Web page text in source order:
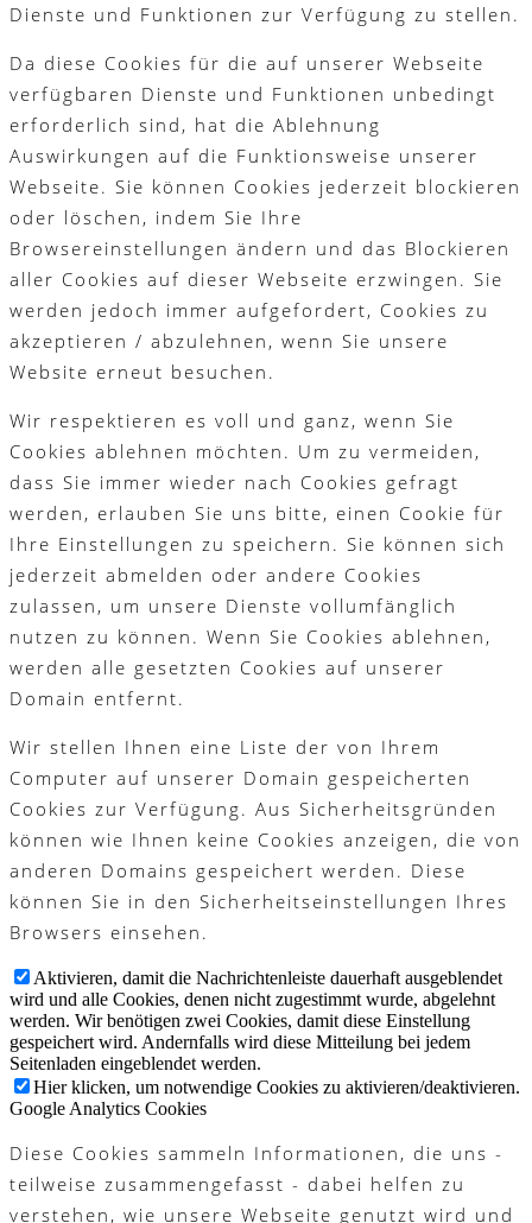
Dienste und Funktionen zur Verfügung zu stellen.
Da diese Cookies für die auf unserer Webseite
verfügbaren Dienste und Funktionen unbedingt
erforderlich sind, hat die Ablehnung
Auswirkungen auf die Funktionsweise unserer
Webseite. Sie können Cookies jederzeit blockieren
oder löschen, indem Sie Ihre
Browsereinstellungen ändern und das Blockieren
aller Cookies auf dieser Webseite erzwingen. Sie
werden jedoch immer aufgefordert, Cookies zu
akzeptieren / abzulehnen, wenn Sie unsere
Website erneut besuchen.
Wir respektieren es voll und ganz, wenn Sie
Cookies ablehnen möchten. Um zu vermeiden,
dass Sie immer wieder nach Cookies gefragt
werden, erlauben Sie uns bitte, einen Cookie für
Ihre Einstellungen zu speichern. Sie können sich
jederzeit abmelden oder andere Cookies
zulassen, um unsere Dienste vollumfänglich
nutzen zu können. Wenn Sie Cookies ablehnen,
werden alle gesetzten Cookies auf unserer
Domain entfernt.
Wir stellen Ihnen eine Liste der von Ihrem
Computer auf unserer Domain gespeicherten
Cookies zur Verfügung. Aus Sicherheitsgründen
können wie Ihnen keine Cookies anzeigen, die von
anderen Domains gespeichert werden. Diese
können Sie in den Sicherheitseinstellungen Ihres
Browsers einsehen.
Aktivieren, damit die Nachrichtenleiste dauerhaft ausgeblendet
wird und alle Cookies, denen nicht zugestimmt wurde, abgelehnt
werden. Wir benötigen zwei Cookies, damit diese Einstellung
gespeichert wird. Andernfalls wird diese Mitteilung bei jedem
Seitenladen eingeblendet werden.
Hier klicken, um notwendige Cookies zu aktivieren/deaktivieren.
Google Analytics Cookies
Diese Cookies sammeln Informationen, die uns -
teilweise zusammengefasst - dabei helfen zu
verstehen, wie unsere Webseite genutzt wird und